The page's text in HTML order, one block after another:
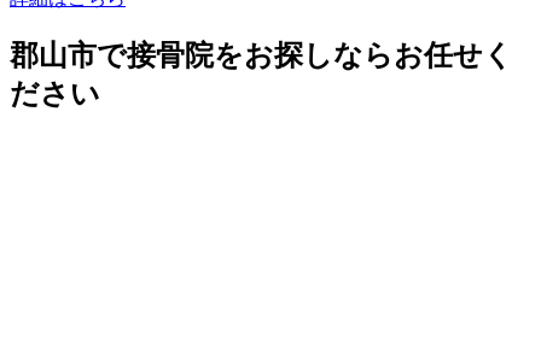
郡山市で接骨院をお探しならお任せく
ださい